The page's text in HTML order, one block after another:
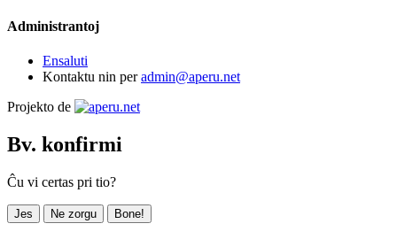
Administrantoj
Ensaluti
Kontaktu nin peradmin@aperu.net
Projekto de
Bv. konfirmi
Ĉu vi certas pri tio?
Jes Ne zorgu Bone!